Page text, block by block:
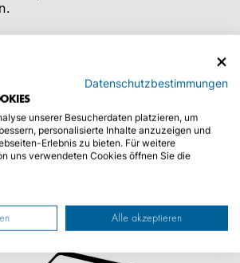
ANMELDEN
Mehr erfahren
Datenschutzbestimmungen
unserer Besucherdaten platzieren, um
personalisierte Inhalte anzuzeigen und
Erlebnis zu bieten. Für weitere
uns verwendeten Cookies öffnen Sie die
Alle akzeptieren